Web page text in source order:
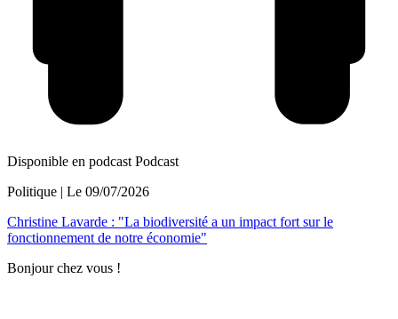
Disponible en podcast Podcast
Politique | Le 09/07/2026
Christine Lavarde : "La biodiversité a un impact fort sur le
fonctionnement de notre économie"
Bonjour chez vous !